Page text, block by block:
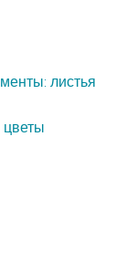
листья